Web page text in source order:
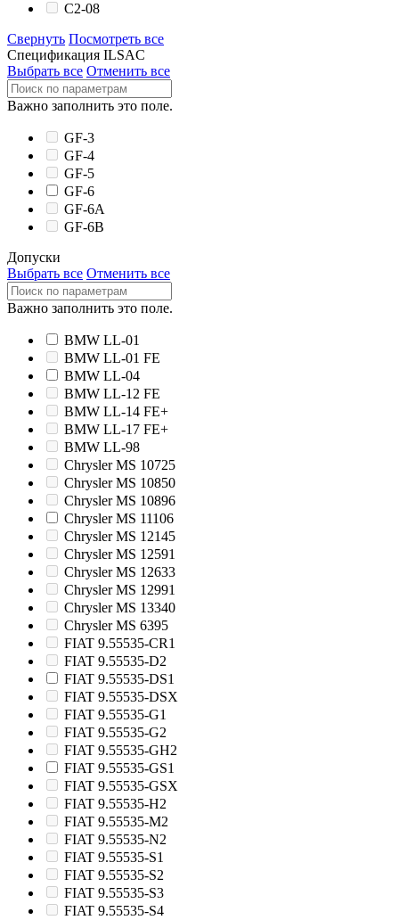
C2-08
Свернуть Посмотреть все
Спецификация ILSAC
Выбрать все Отменить все
Важно заполнить это поле.
GF-3
GF-4
GF-5
GF-6
GF-6A
GF-6B
Допуски
Выбрать все Отменить все
Важно заполнить это поле.
BMW LL-01
BMW LL-01 FE
BMW LL-04
BMW LL-12 FE
BMW LL-14 FE+
BMW LL-17 FE+
BMW LL-98
Chrysler MS 10725
Chrysler MS 10850
Chrysler MS 10896
Chrysler MS 11106
Chrysler MS 12145
Chrysler MS 12591
Chrysler MS 12633
Chrysler MS 12991
Chrysler MS 13340
Chrysler MS 6395
FIAT 9.55535-CR1
FIAT 9.55535-D2
FIAT 9.55535-DS1
FIAT 9.55535-DSX
FIAT 9.55535-G1
FIAT 9.55535-G2
FIAT 9.55535-GH2
FIAT 9.55535-GS1
FIAT 9.55535-GSX
FIAT 9.55535-H2
FIAT 9.55535-M2
FIAT 9.55535-N2
FIAT 9.55535-S1
FIAT 9.55535-S2
FIAT 9.55535-S3
FIAT 9.55535-S4